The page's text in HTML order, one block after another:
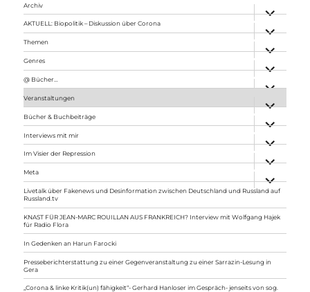
Archiv
anzeigen
AKTUELL: Biopolitik – Diskussion über Corona
anzeigen
Themen
anzeigen
Genres
anzeigen
@ Bücher…
Veranstaltungen
anzeigen
Bücher & Buchbeiträge
anzeigen
Interviews mit mir
anzeigen
Im Visier der Repression
anzeigen
Meta
anzeigen
Livetalk über Fakenews und Desinformation zwischen Deutschland und Russland auf
Russland.tv
KNAST FÜR JEAN-MARC ROUILLAN AUS FRANKREICH? Interview mit Wolfgang Hajek
für Radio Flora
In Gedenken an Harun Farocki
Presseberichterstattung zu einer Gegenveranstaltung zu einer Sarrazin-Lesung in
Gera
„Corona & linke Kritik(un) fähigkeit“- Gerhard Hanloser im Gespräch- jenseits von sog.